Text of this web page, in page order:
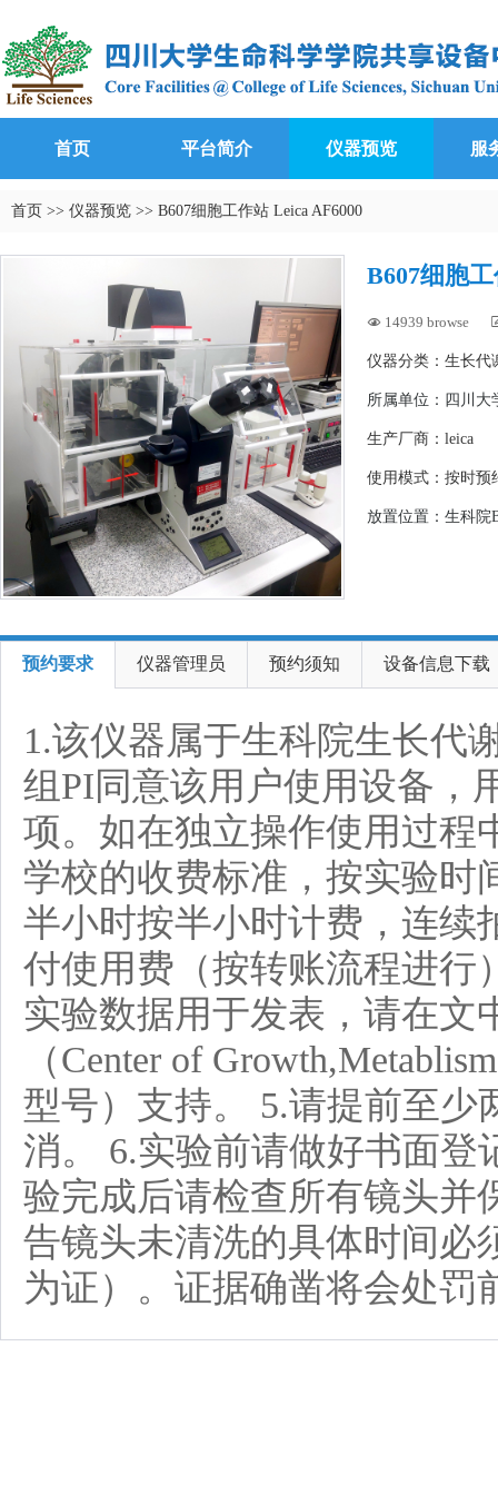
首页 平台简介 仪器预览 服
首页 >> 仪器预览 >> B607细胞工作站 Leica AF6000
B607细胞
 14939 browse
仪器分类：生长代
所属单位： 四川大
生产厂商：leica
使用模式：按时预
放置位置：生科院
预约要求 仪器管理员 预约须知 设备信息下载
1.该仪器属于生科院生长代
组PI同意该用户使用设备，
项。如在独立操作使用过程
学校的收费标准，按实验时
半小时按半小时计费，连续
付使用费（按转账流程进行
实验数据用于发表，请在文
（Center of
型号）支持。 5.请提前至
消。 6.实验前请做好书面
验完成后请检查所有镜头并
告镜头未清洗的具体时间必
为证）。证据确凿将会处罚